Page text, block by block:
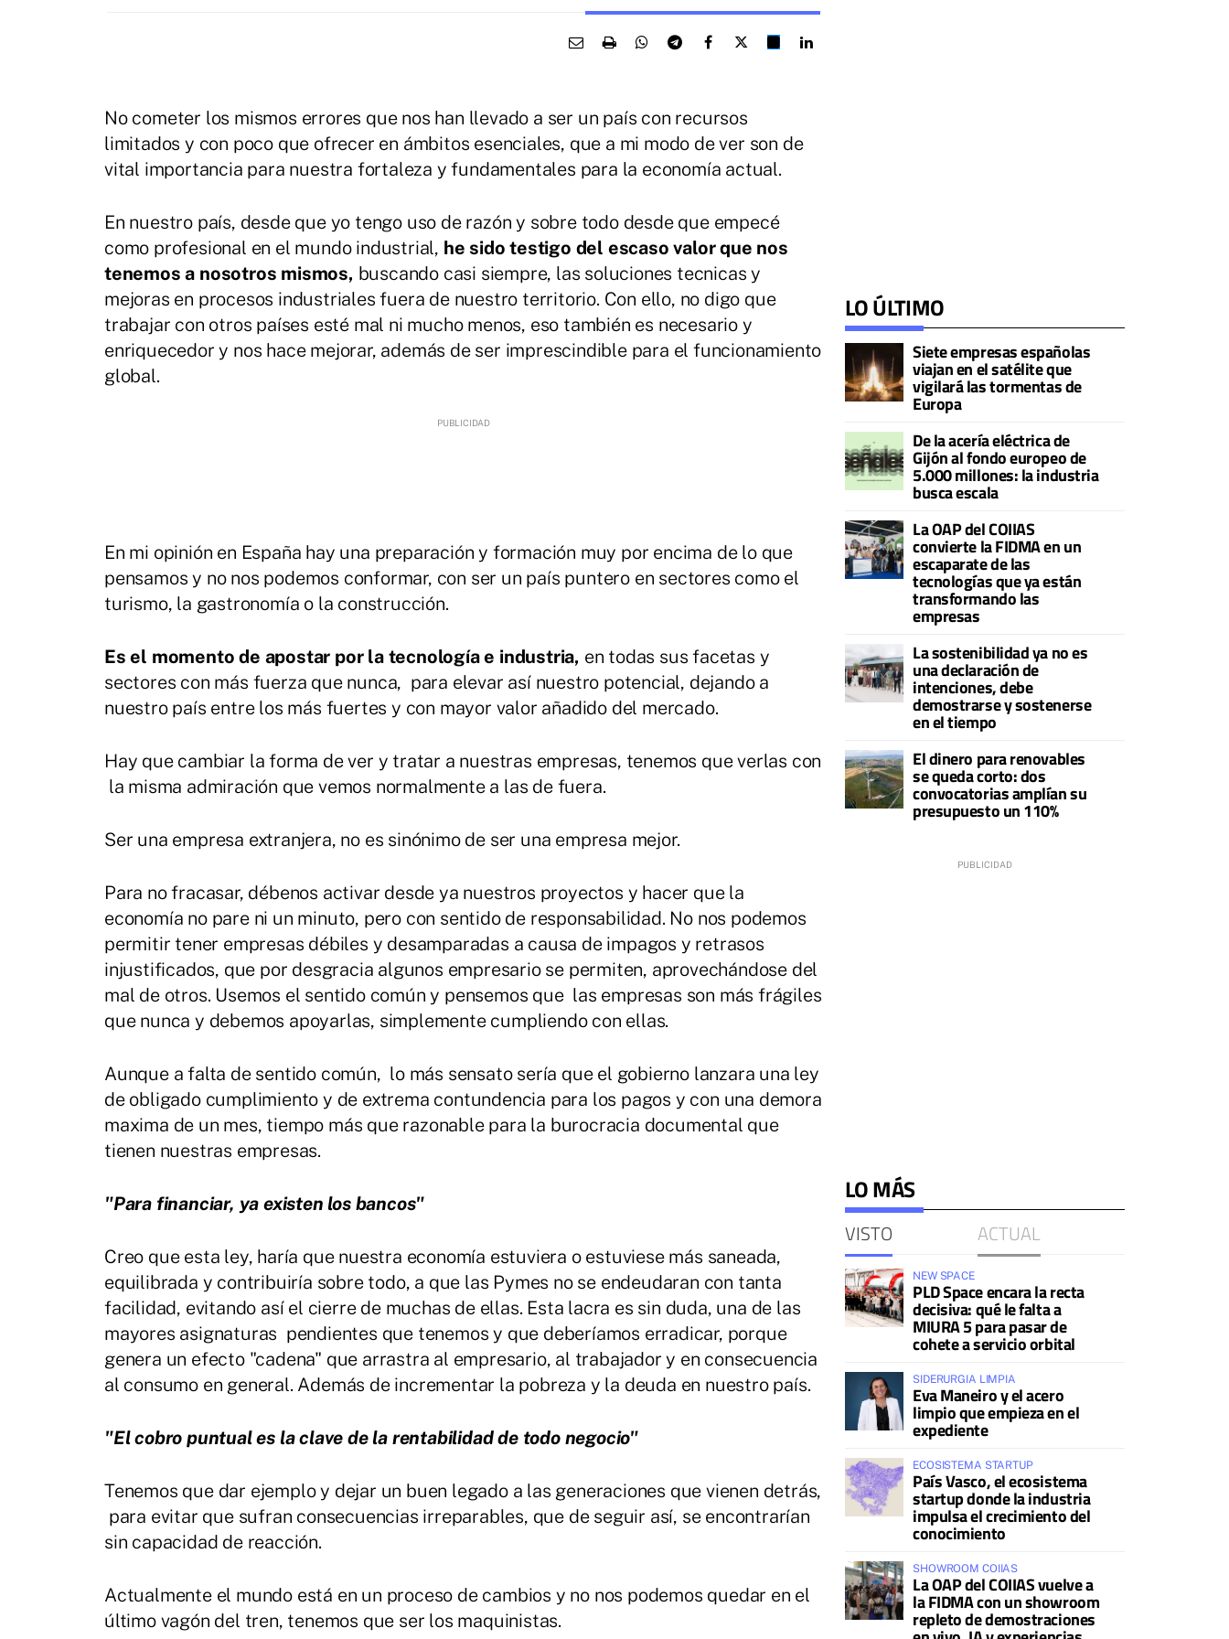
No cometer los mismos errores que nos han llevado a ser un país con recursos
limitados y con poco que ofrecer en ámbitos esenciales, que a mi modo de ver son de
vital importancia para nuestra fortaleza y fundamentales para la economía actual.
En nuestro país, desde que yo tengo uso de razón y sobre todo desde que empecé
como profesional en el mundo industrial, he sido testigo del escaso valor que nos
tenemos a nosotros mismos, buscando casi siempre, las soluciones tecnicas y
mejoras en procesos industriales fuera de nuestro territorio. Con ello, no digo que
trabajar con otros países esté mal ni mucho menos, eso también es necesario y
enriquecedor y nos hace mejorar, además de ser imprescindible para el funcionamiento
global.
En mi opinión en España hay una preparación y formación muy por encima de lo que
pensamos y no nos podemos conformar, con ser un país puntero en sectores como el
turismo, la gastronomía o la construcción.
Es el momento de apostar por la tecnología e industria, en todas sus facetas y
sectores con más fuerza que nunca, para elevar así nuestro potencial, dejando a
nuestro país entre los más fuertes y con mayor valor añadido del mercado.
Hay que cambiar la forma de ver y tratar a nuestras empresas, tenemos que verlas con
la misma admiración que vemos normalmente a las de fuera.
Ser una empresa extranjera, no es sinónimo de ser una empresa mejor.
Para no fracasar, débenos activar desde ya nuestros proyectos y hacer que la
economía no pare ni un minuto, pero con sentido de responsabilidad. No nos podemos
permitir tener empresas débiles y desamparadas a causa de impagos y retrasos
injustificados, que por desgracia algunos empresario se permiten, aprovechándose del
mal de otros. Usemos el sentido común y pensemos que las empresas son más frágiles
que nunca y debemos apoyarlas, simplemente cumpliendo con ellas.
Aunque a falta de sentido común, lo más sensato sería que el gobierno lanzara una ley
de obligado cumplimiento y de extrema contundencia para los pagos y con una demora
maxima de un mes, tiempo más que razonable para la burocracia documental que
tienen nuestras empresas.
"Para financiar, ya existen los bancos"
Creo que esta ley, haría que nuestra economía estuviera o estuviese más saneada,
equilibrada y contribuiría sobre todo, a que las Pymes no se endeudaran con tanta
facilidad, evitando así el cierre de muchas de ellas. Esta lacra es sin duda, una de las
mayores asignaturas pendientes que tenemos y que deberíamos erradicar, porque
genera un efecto "cadena" que arrastra al empresario, al trabajador y en consecuencia
al consumo en general. Además de incrementar la pobreza y la deuda en nuestro país.
"El cobro puntual es la clave de la rentabilidad de todo negocio"
Tenemos que dar ejemplo y dejar un buen legado a las generaciones que vienen detrás,
para evitar que sufran consecuencias irreparables, que de seguir así, se encontrarían
sin capacidad de reacción.
Actualmente el mundo está en un proceso de cambios y no nos podemos quedar en el
último vagón del tren, tenemos que ser los maquinistas.
LO ÚLTIMO
Siete empresas españolas
viajan en el satélite que
vigilará las tormentas de
Europa
De la acería eléctrica de
Gijón al fondo europeo de
5.000 millones: la industria
busca escala
La OAP del COIIAS
convierte la FIDMA en un
escaparate de las
tecnologías que ya están
transformando las
empresas
La sostenibilidad ya no es
una declaración de
intenciones, debe
demostrarse y sostenerse
en el tiempo
El dinero para renovables
se queda corto: dos
convocatorias amplían su
presupuesto un 110%
LO MÁS
VISTO ACTUAL
NEW SPACE
PLD Space encara la recta
decisiva: qué le falta a
MIURA 5 para pasar de
cohete a servicio orbital
SIDERURGIA LIMPIA
Eva Maneiro y el acero
limpio que empieza en el
expediente
ECOSISTEMA STARTUP
País Vasco, el ecosistema
startup donde la industria
impulsa el crecimiento del
conocimiento
SHOWROOM COIIAS
La OAP del COIIAS vuelve a
la FIDMA con un showroom
repleto de demostraciones